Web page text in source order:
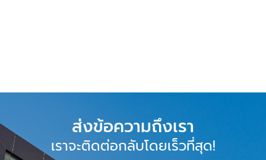
ส่งข้อความถึงเรา
เราจะติดต่อกลับโดยเร็วที่สุด!